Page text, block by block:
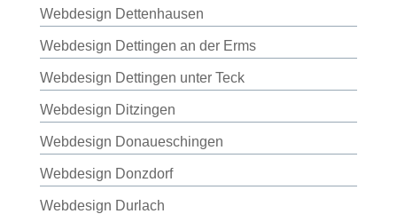
Webdesign Dettenhausen
Webdesign Dettingen an der Erms
Webdesign Dettingen unter Teck
Webdesign Ditzingen
Webdesign Donaueschingen
Webdesign Donzdorf
Webdesign Durlach